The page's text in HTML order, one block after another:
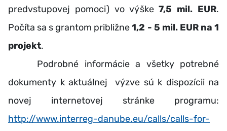
predvstupovej pomoci) vo výške7,5 mil. EUR.
Počíta sa s grantom približne1,2 - 5 mil. EUR na 1
projekt.
Podrobné informácie a všetky potrebné
dokumenty k aktuálnej výzve sú k dispozícii na
novej internetovej stránke programu:
http://www.interreg-danube.eu/calls/calls-for-